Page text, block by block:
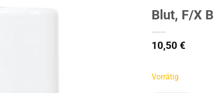
Blut, F/X
10,50 €
Vorrätig